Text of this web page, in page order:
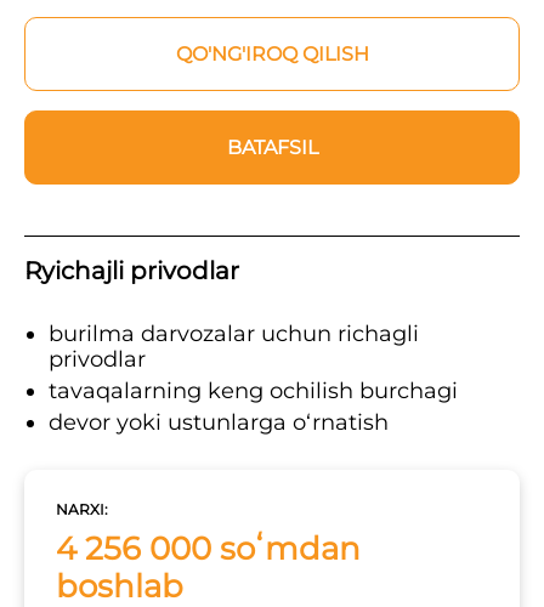
QO'NG'IROQ QILISH
BATAFSIL
Ryichajli privodlar
burilma darvozalar uchun richagli
privodlar
tavaqalarning keng ochilish burchagi
devor yoki ustunlarga o‘rnatish
NARXI:
4 256 000 soʻmdan
boshlab